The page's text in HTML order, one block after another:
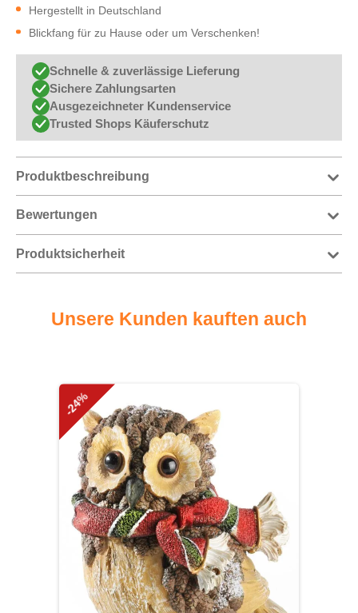
Hergestellt in Deutschland
Blickfang für zu Hause oder um Verschenken!
Schnelle & zuverlässige Lieferung
Sichere Zahlungsarten
Ausgezeichneter Kundenservice
Trusted Shops Käuferschutz
Produktbeschreibung
Bewertungen
Produktsicherheit
Unsere Kunden kauften auch
Produktgalerie überspringen
-24%